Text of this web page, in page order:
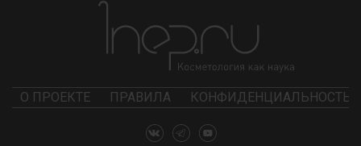
О ПРОЕКТЕ ПРАВИЛА КОНФИДЕНЦИАЛЬНОСТЬ